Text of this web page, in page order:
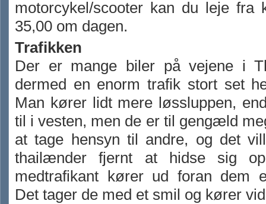
motorcykel/scooter kan du leje fra
35,00 om dagen.
Trafikken
Der er mange biler på vejene i
dermed en enorm trafik stort set
Man kører lidt mere løssluppen,
til i vesten, men de er til gengæld
at tage hensyn til andre, og det
thailænder fjernt at hidse sig
medtrafikant kører ud foran dem
Det tager de med et smil og kører